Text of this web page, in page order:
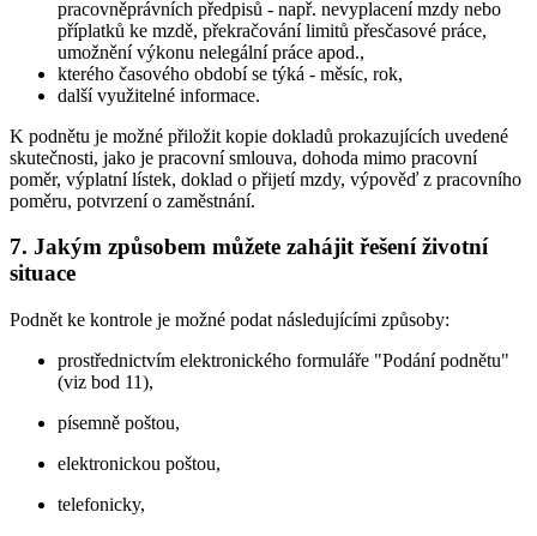
pracovněprávních předpisů - např. nevyplacení mzdy nebo
příplatků ke mzdě, překračování limitů přesčasové práce,
umožnění výkonu nelegální práce apod.,
kterého časového období se týká - měsíc, rok,
další využitelné informace.
K podnětu je možné přiložit kopie dokladů prokazujících uvedené
skutečnosti, jako je pracovní smlouva, dohoda mimo pracovní
poměr, výplatní lístek, doklad o přijetí mzdy, výpověď z pracovního
poměru, potvrzení o zaměstnání.
7. Jakým způsobem můžete zahájit řešení životní
situace
Podnět ke kontrole je možné podat následujícími způsoby:
prostřednictvím elektronického formuláře "Podání podnětu"
(viz bod 11),
písemně poštou,
elektronickou poštou,
telefonicky,